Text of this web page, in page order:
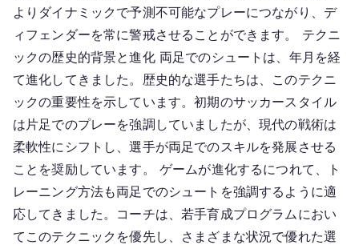
よりダイナミックで予測不可能なプレーにつながり、デ
ィフェンダーを常に警戒させることができます。 テクニ
ックの歴史的背景と進化 両足でのシュートは、年月を経
て進化してきました。歴史的な選手たちは、このテクニ
ックの重要性を示しています。初期のサッカースタイル
は片足でのプレーを強調していましたが、現代の戦術は
柔軟性にシフトし、選手が両足でのスキルを発展させる
ことを奨励しています。 ゲームが進化するにつれて、ト
レーニング方法も両足でのシュートを強調するように適
応してきました。コーチは、若手育成プログラムにおい
てこのテクニックを優先し、さまざまな状況で優れた選